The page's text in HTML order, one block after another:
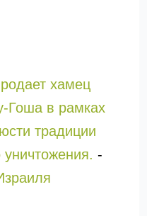
хамец
Гоша в рамках
традиции
уничтожения. -